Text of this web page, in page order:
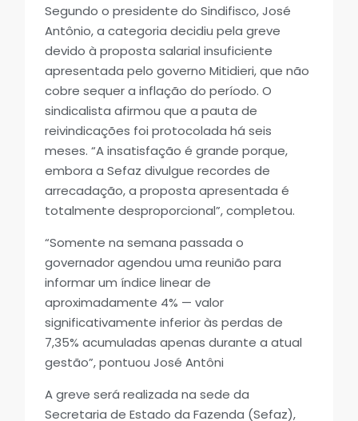
Segundo o presidente do Sindifisco, José
Antônio, a categoria decidiu pela greve
devido à proposta salarial insuficiente
apresentada pelo governo Mitidieri, que não
cobre sequer a inflação do período. O
sindicalista afirmou que a pauta de
reivindicações foi protocolada há seis
meses. “A insatisfação é grande porque,
embora a Sefaz divulgue recordes de
arrecadação, a proposta apresentada é
totalmente desproporcional”, completou.
“Somente na semana passada o
governador agendou uma reunião para
informar um índice linear de
aproximadamente 4% — valor
significativamente inferior às perdas de
7,35% acumuladas apenas durante a atual
gestão”, pontuou José Antôni
A greve será realizada na sede da
Secretaria de Estado da Fazenda (Sefaz),